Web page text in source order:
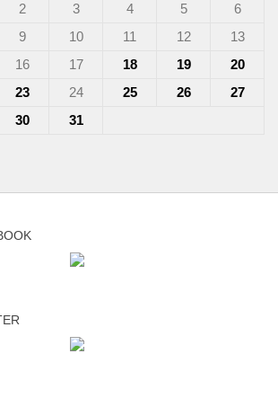
2 3 4 5
6
9 10 11 12
13
16 17 18 19
20
23 24 25 26
27
30
31